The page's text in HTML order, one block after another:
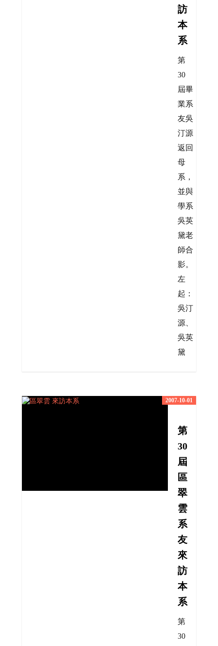
訪
本
系
第
30
屆畢
業系
友吳
汀源
返回
母
系，
並與
學系
吳英
黛老
師合
影。
左
起：
吳汀
源、
吳英
黛
2007-10-01
第
30
屆
區
翠
雲
系
友
來
訪
本
系
第
30